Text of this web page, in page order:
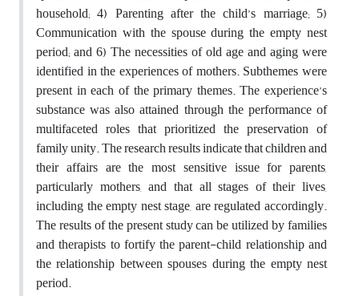
household; 4) Parenting after the child’s marriage; 5)
Communication with the spouse during the empty nest
period; and 6) The necessities of old age and aging were
identified in the experiences of mothers. Subthemes were
present in each of the primary themes. The experience’s
substance was also attained through the performance of
multifaceted roles that prioritized the preservation of
family unity. The research results indicate that children and
their affairs are the most sensitive issue for parents,
particularly mothers, and that all stages of their lives,
including the empty nest stage, are regulated accordingly.
The results of the present study can be utilized by families
and therapists to fortify the parent-child relationship and
the relationship between spouses during the empty nest
period.